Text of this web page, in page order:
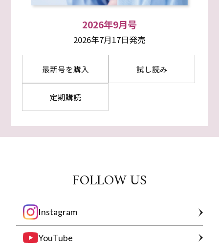
2026年9月号
2026年7月17日発売
最新号を購入 試し読み
定期購読
FOLLOW US
Instagram
YouTube